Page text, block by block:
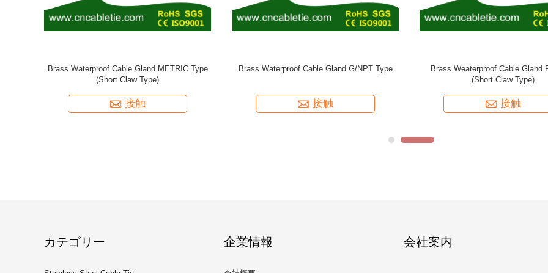
Nylon Waterproof Cable Gland Long Thread
METRIC Type
接触
Brass Spiral Cable Gland PG/METRIC Type
接触
カテゴリー 企業情報 会社案内